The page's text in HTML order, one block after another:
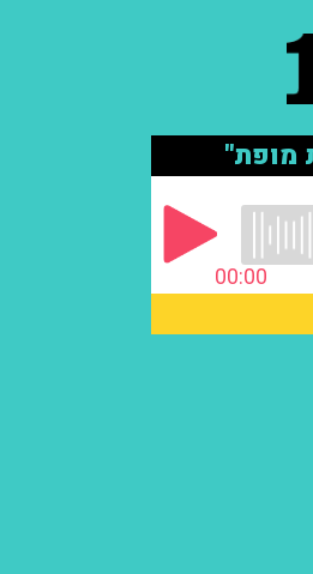
מופת"
00:00